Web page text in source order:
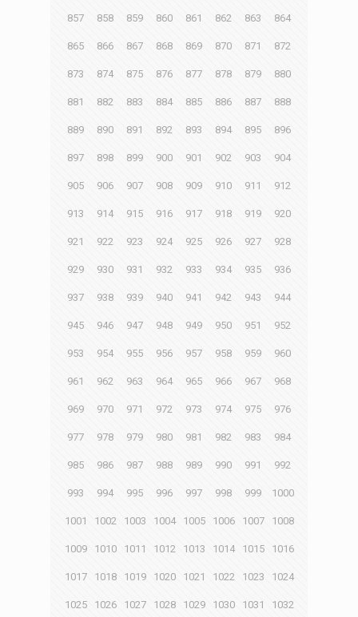
857 858 859 860 861 862 863 864
865 866 867 868 869 870 871 872
873 874 875 876 877 878 879 880
881 882 883 884 885 886 887 888
889 890 891 892 893 894 895 896
897 898 899 900 901 902 903 904
905 906 907 908 909 910 911 912
913 914 915 916 917 918 919 920
921 922 923 924 925 926 927 928
929 930 931 932 933 934 935 936
937 938 939 940 941 942 943 944
945 946 947 948 949 950 951 952
953 954 955 956 957 958 959 960
961 962 963 964 965 966 967 968
969 970 971 972 973 974 975 976
977 978 979 980 981 982 983 984
985 986 987 988 989 990 991 992
993 994 995 996 997 998 999 1000
1001 1002 1003 1004 1005 1006 1007 1008
1009 1010 1011 1012 1013 1014 1015 1016
1017 1018 1019 1020 1021 1022 1023 1024
1025 1026 1027 1028 1029 1030 1031 1032